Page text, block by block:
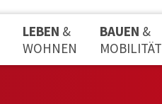
LEBEN &
WOHNEN
BAUEN &
MOBILITÄT